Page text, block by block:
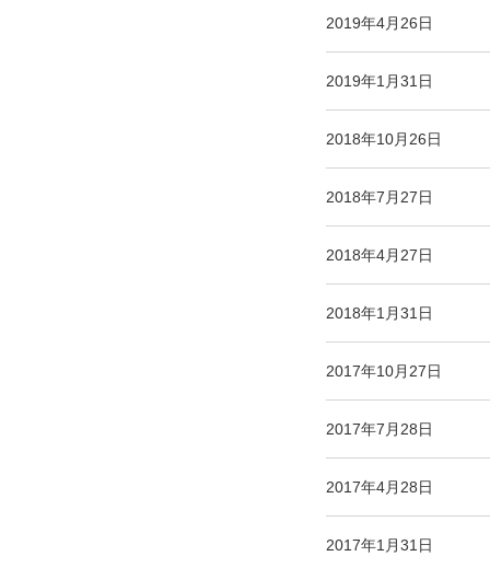
2019年4月26日
2019年1月31日
2018年10月26日
2018年7月27日
2018年4月27日
2018年1月31日
2017年10月27日
2017年7月28日
2017年4月28日
2017年1月31日